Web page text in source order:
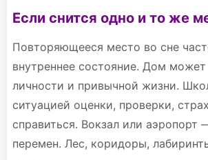
Если снится одно и то же
Повторяющееся место во сне
внутреннее состояние. Дом
личности и привычной жизни.
ситуацией оценки, проверки,
справиться. Вокзал или
перемен. Лес, коридоры,